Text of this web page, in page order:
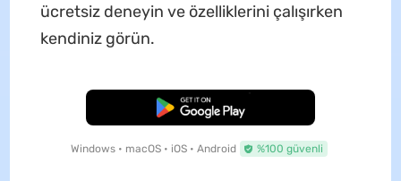
ücretsiz deneyin ve özelliklerini çalışırken
kendiniz görün.
Ücretsiz İndirme
Windows • macOS • iOS • Android %100 güvenli